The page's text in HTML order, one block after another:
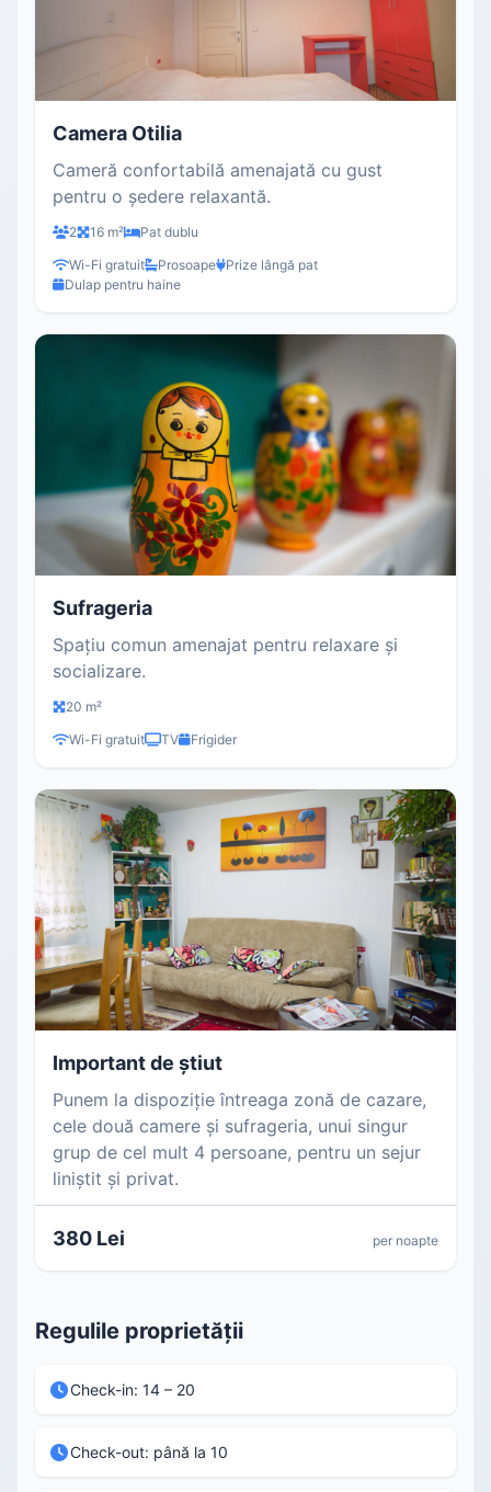
Camera Otilia
Cameră confortabilă amenajată cu gust
pentru o ședere relaxantă.
2 16 m²
Pat dublu
Wi-Fi gratuit
Prosoape
Prize lângă pat
Dulap pentru haine
Sufrageria
Spațiu comun amenajat pentru relaxare și
socializare.
20 m²
Wi-Fi gratuit
TV Frigider
Important de știut
Punem la dispoziție întreaga zonă de cazare,
cele două camere și sufrageria, unui singur
grup de cel mult 4 persoane, pentru un sejur
liniștit și privat.
380 Lei per noapte
Regulile proprietății
Check-in: 14 – 20
Check-out: până la 10